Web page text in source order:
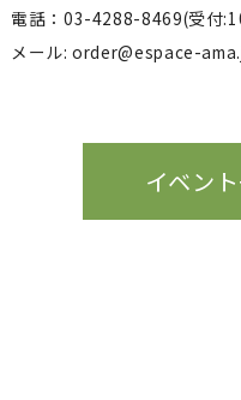
電話：03-4288-8469(受付
メール: order@espace-
イベン